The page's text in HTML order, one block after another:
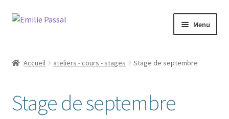
Aller
navigation
Aller
Menu
Blog
Accueil ateliers - cours - stages Stage de septembre
Stage de septembre